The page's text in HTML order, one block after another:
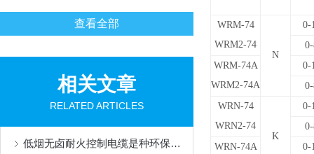
查看全部
相关文章
RELATED ARTICLES
低烟无卤耐火控制电缆是种环保且安全的电缆产品
WRM-74
WRM2-74
N
0-
WRM-74A
WRM2-74A
0-
WRN-74
WRN2-74
K
0-
WRN-74A
0-